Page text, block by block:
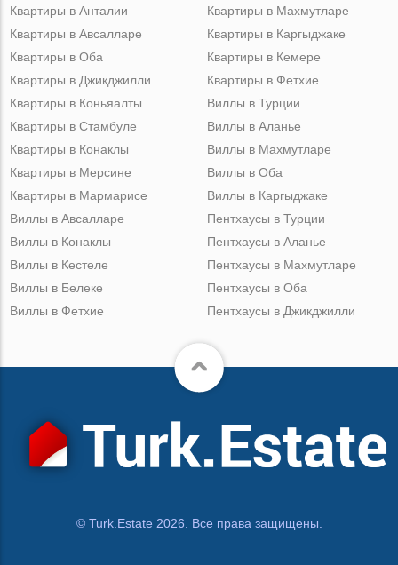
Квартиры в Анталии
Квартиры в Авсалларе
Квартиры в Оба
Квартиры в Джикджилли
Квартиры в Махмутларе
Квартиры в Каргыджаке
Квартиры в Кемере
Квартиры в Фетхие
Квартиры в Коньяалты
Квартиры в Стамбуле
Квартиры в Конаклы
Квартиры в Мерсине
Квартиры в Мармарисе
Виллы в Турции
Виллы в Аланье
Виллы в Махмутларе
Виллы в Оба
Виллы в Каргыджаке
Виллы в Авсалларе
Виллы в Конаклы
Виллы в Кестеле
Виллы в Белеке
Виллы в Фетхие
Пентхаусы в Турции
Пентхаусы в Аланье
Пентхаусы в Махмутларе
Пентхаусы в Оба
Пентхаусы в Джикджилли
© Turk.Estate 2026. Все права защищены.